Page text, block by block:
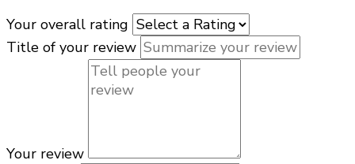
Your overall rating
Title of your review
Your review